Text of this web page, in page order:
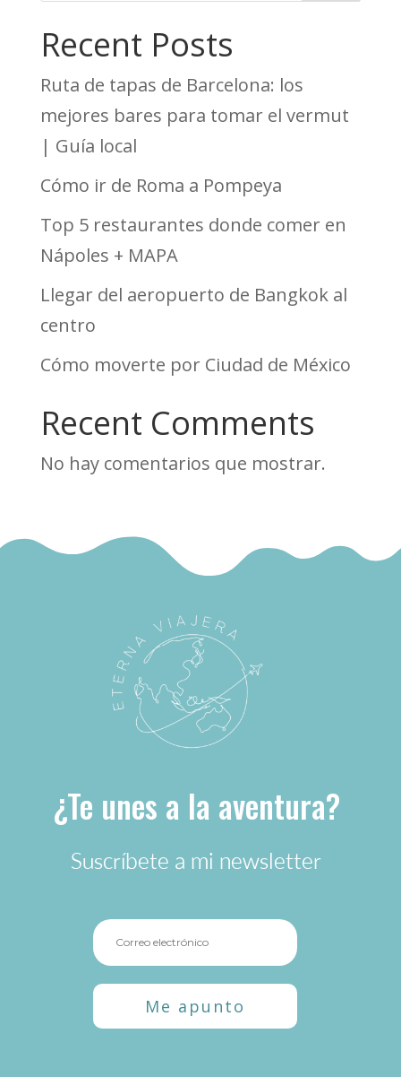
Recent Posts
Ruta de tapas de Barcelona: los
mejores bares para tomar el vermut
| Guía local
Cómo ir de Roma a Pompeya
Top 5 restaurantes donde comer en
Nápoles + MAPA
Llegar del aeropuerto de Bangkok al
centro
Cómo moverte por Ciudad de México
Recent Comments
No hay comentarios que mostrar.
¿Te unes a la aventura?
Suscríbete a mi newsletter
Me apunto